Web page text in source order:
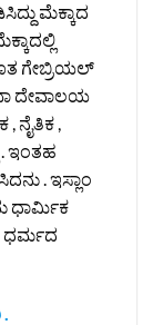
ಮೆಕ್ಕಾದ
ಗೇಬ್ರಿಯಲ್
ದೇವಾಲಯ
ನೈತಿಕ ,
. ಇಂತಹ
. ಇಸ್ಲಾಂ
ಧಾರ್ಮಿಕ
ಧರ್ಮದ